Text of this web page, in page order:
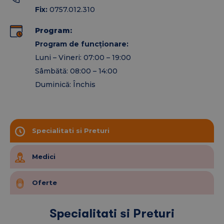
Psihiatrie
Obstetrică – Ginecologie
Urologie
Medicină Muncii
Cabinet Ecografie
ORL
Sală recoltare analize laborator
Servicii medicale
Pe baza biletului de trimitere, pacienții beneficiază
ORL
Fix: 0757.012.310
Program:
Program de funcționare:
Luni – Vineri: 07:00 – 19:00
Sâmbătă: 08:00 – 14:00
Duminică: Închis
Specialitati si Preturi
Medici
Oferte
Specialitati si Preturi